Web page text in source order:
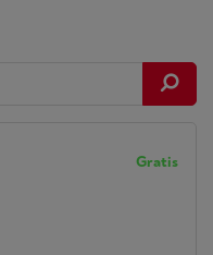
Gratis